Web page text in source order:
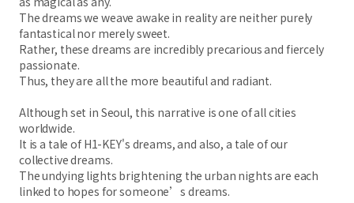
The dreams we weave awake in reality are neither purely
fantastical nor merely sweet.
Rather, these dreams are incredibly precarious and fiercely
passionate.
Thus, they are all the more beautiful and radiant.
Although set in Seoul, this narrative is one of all cities
worldwide.
It is a tale of H1-KEY's dreams, and also, a tale of our
collective dreams.
The undying lights brightening the urban nights are each
linked to hopes for someone’s dreams.